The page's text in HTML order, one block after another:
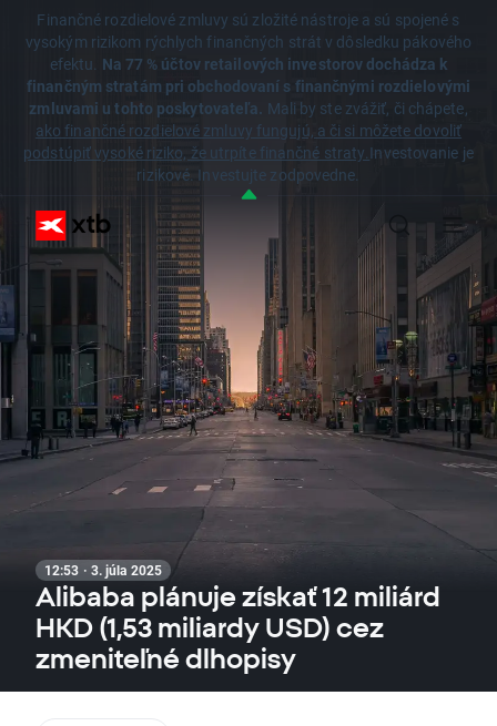
Finančné rozdielové zmluvy sú zložité nástroje a sú spojené s
vysokým rizikom rýchlych finančných strát v dôsledku pákového
efektu. Na 77 % účtov retailových investorov dochádza k
finančným stratám pri obchodovaní s finančnými rozdielovými
zmluvami u tohto poskytovateľa. Mali by ste zvážiť, či chápete,
ako finančné rozdielové zmluvy fungujú, a či si môžete dovoliť
podstúpiť vysoké riziko, že utrpíte finančné straty.Investovanie je
rizikové. Investujte zodpovedne.
12:53 · 3. júla 2025
Alibaba plánuje získať 12 miliárd
HKD (1,53 miliardy USD) cez
zmeniteľné dlhopisy